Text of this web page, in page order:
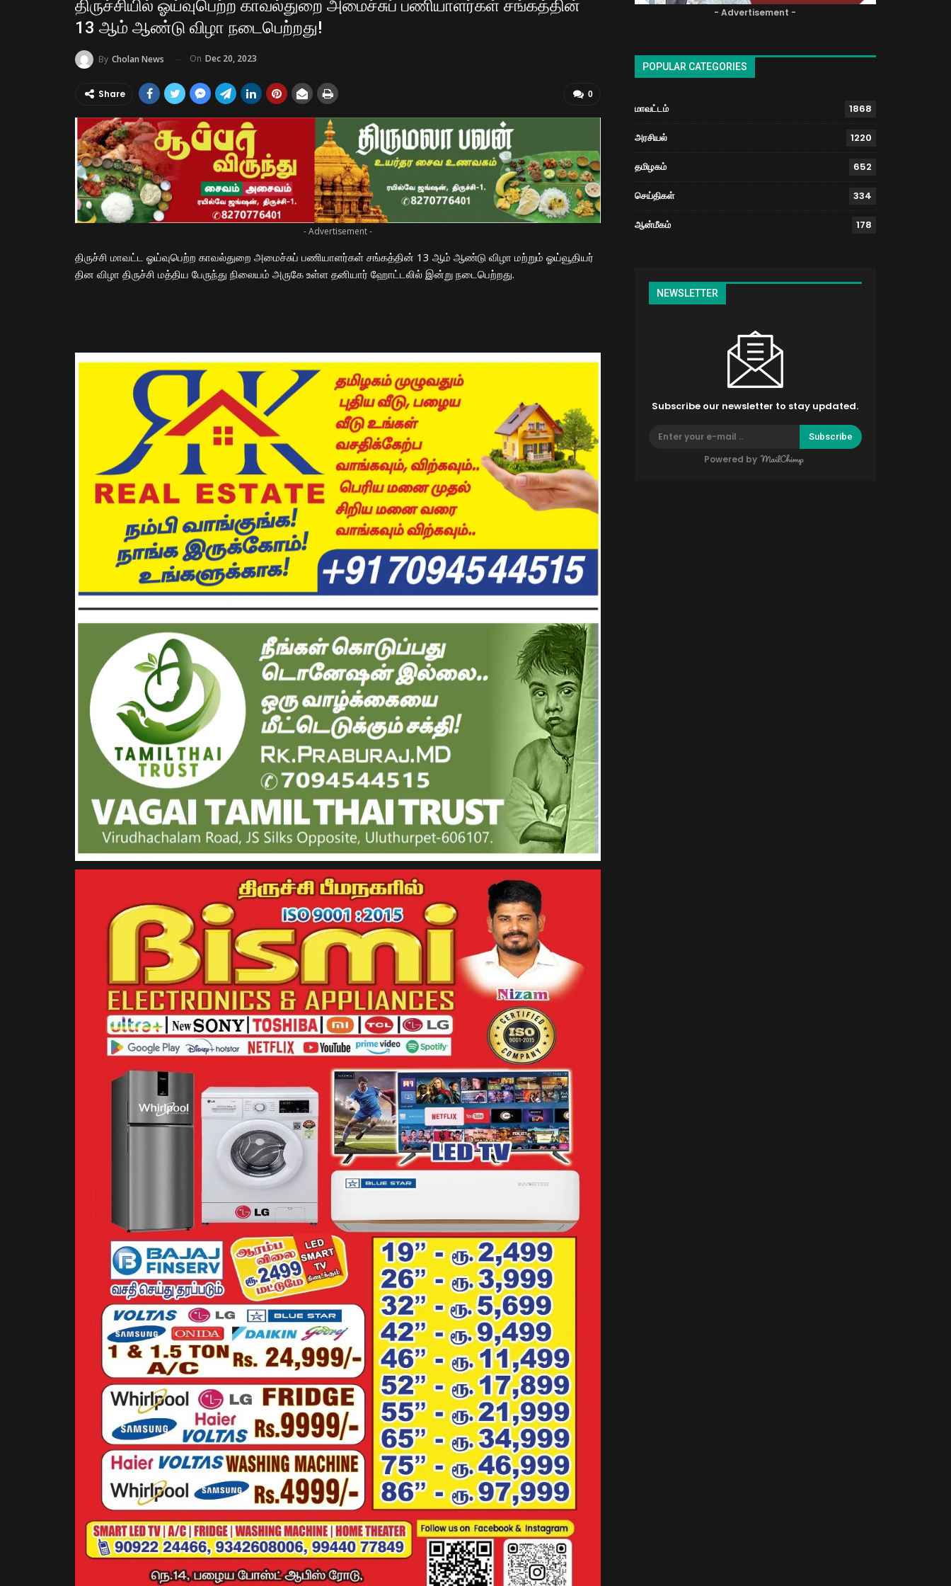
திருச்சியில் ஓய்வுபெற்ற காவல்துறை அமைச்சுப் பணியாளர்கள் சங்கத்தின்
13 ஆம் ஆண்டு விழா நடைபெற்றது!
By Cholan News On Dec 20, 2023
0
Share
- Advertisement -
திருச்சி மாவட்ட ஓய்வுபெற்ற காவல்துறை அமைச்சுப் பணியாளர்கள் சங்கத்தின் 13 ஆம் ஆண்டு விழா மற்றும் ஓய்வூதியர்
தின விழா திருச்சி மத்திய பேருந்து நிலையம் அருகே உள்ள தனியார் ஹோட்டலில் இன்று நடைபெற்றது.
- Advertisement -
POPULAR CATEGORIES
மாவட்டம் 1868
அரசியல் 1220
தமிழகம் 652
செய்திகள் 334
ஆன்மீகம் 178
NEWSLETTER
Subscribe our newsletter to stay updated.
Subscribe
Powered by